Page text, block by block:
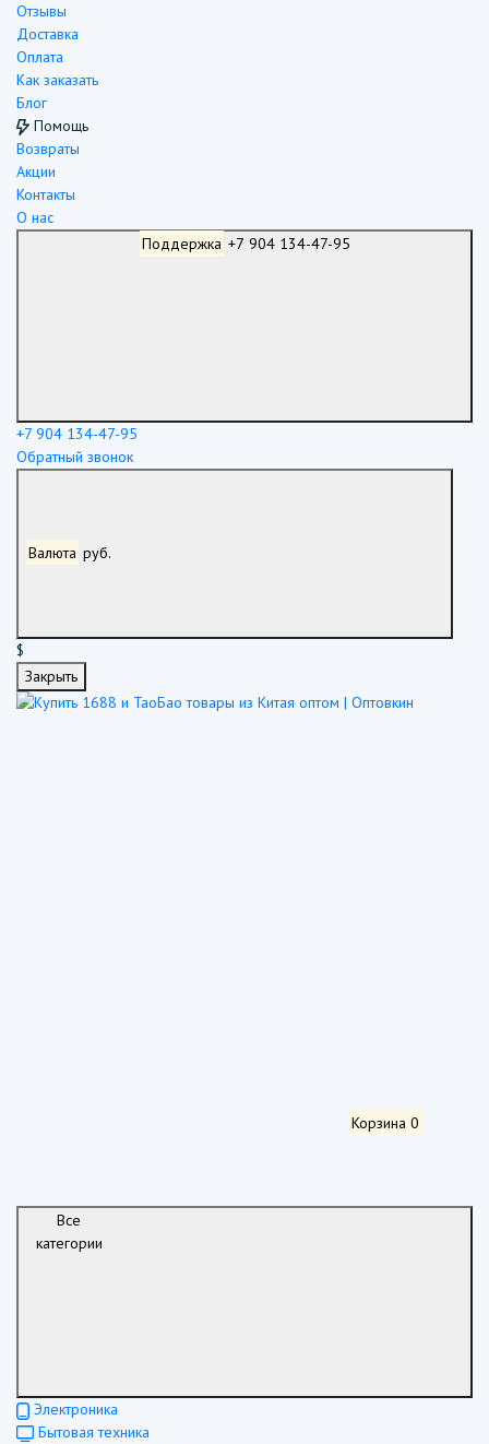
Отзывы
Доставка
Оплата
Как заказать
Блог
Помощь
Возвраты
Акции
Контакты
О нас
Поддержка
+7 904 134-47-95
Обратный звонок
Валюта руб.
$
Закрыть
Корзина 0
Все
категории
Электроника
Бытовая техника